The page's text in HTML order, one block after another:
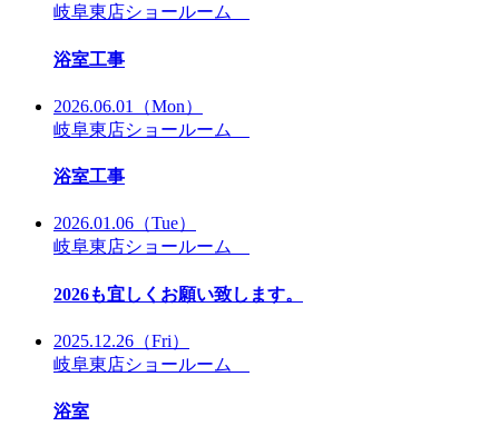
岐阜東店ショールーム
浴室工事
2026.06.01
（Mon）
岐阜東店ショールーム
浴室工事
2026.01.06 （Tue）
岐阜東店ショールーム
2026も宜しくお願い致します。
2025.12.26 （Fri）
岐阜東店ショールーム
浴室